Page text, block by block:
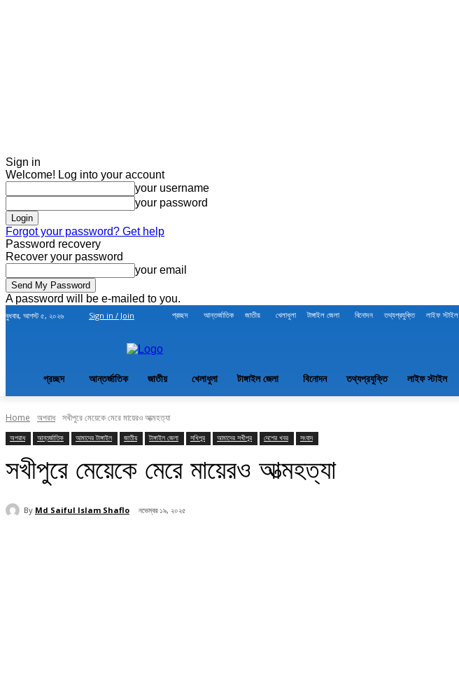
Sign in
Welcome! Log into your account
your username
your password
Forgot your password? Get help
Password recovery
Recover your password
your email
A password will be e-mailed to you.
বুধবার, আগস্ট ৫, ২০২৬ Sign in / Join প্রচ্ছদ আন্তর্জাতিক জাতীয় খেলাধুলা টাঙ্গাইল জেলা বিনোদন তথ্যপ্রযুক্তি লাইফ স্টাইল
প্রচ্ছদ আন্তর্জাতিক জাতীয় খেলাধুলা টাঙ্গাইল জেলা বিনোদন তথ্যপ্রযুক্তি লাইফ স্টাইল
Home অপরাধ সখীপুরে মেয়েকে মেরে মায়েরও আত্মহত্যা
অপরাধ আন্তর্জাতিক আমাদের টাঙ্গাইল জাতীয় টাঙ্গাইল জেলা সখিপুর আমাদের সখীপুর দেশের খবর সংবাদ
সখীপুরে মেয়েকে মেরে মায়েরও আত্মহত্যা
By Md Saiful Islam Shaflo নভেম্বর ১৯, ২০২৫